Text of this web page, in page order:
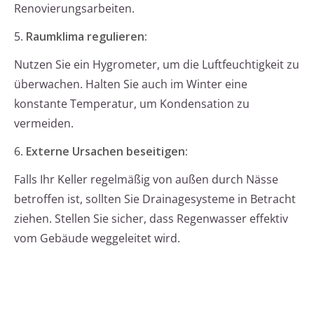
Renovierungsarbeiten.
5. Raumklima regulieren:
Nutzen Sie ein Hygrometer, um die Luftfeuchtigkeit zu
überwachen. Halten Sie auch im Winter eine
konstante Temperatur, um Kondensation zu
vermeiden.
6. Externe Ursachen beseitigen:
Falls Ihr Keller regelmäßig von außen durch Nässe
betroffen ist, sollten Sie Drainagesysteme in Betracht
ziehen. Stellen Sie sicher, dass Regenwasser effektiv
vom Gebäude weggeleitet wird.